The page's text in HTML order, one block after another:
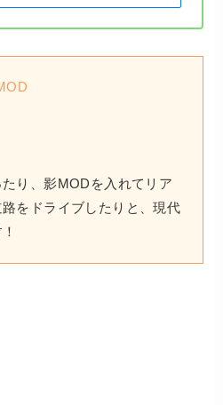
り、影MODを入れてリア
をドライブしたりと、現代